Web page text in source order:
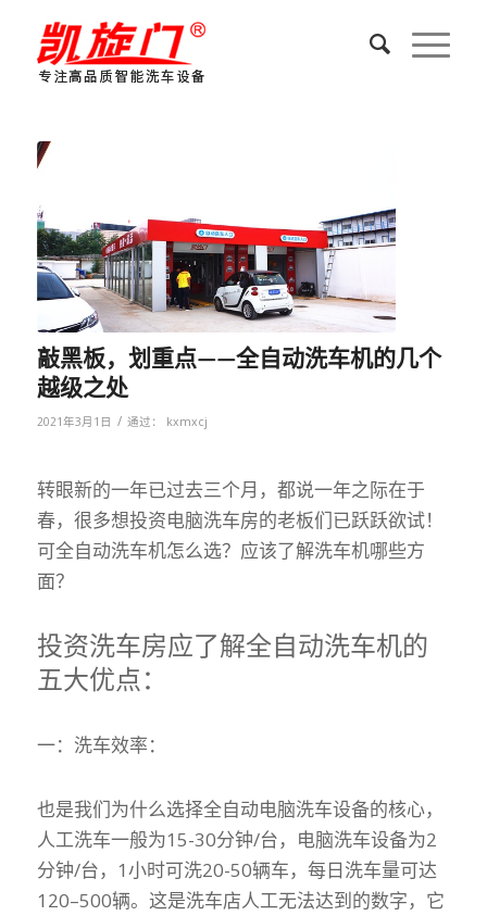
敲黑板，划重点——全自动洗车机的几个
越级之处
2021年3月1日 / 通过： kxmxcj
转眼新的一年已过去三个月，都说一年之际在于
春，很多想投资电脑洗车房的老板们已跃跃欲试！
可全自动洗车机怎么选？应该了解洗车机哪些方
面？
投资洗车房应了解全自动洗车机的
五大优点：
一：洗车效率：
也是我们为什么选择全自动电脑洗车设备的核心，
人工洗车一般为15-30分钟/台，电脑洗车设备为2
分钟/台，1小时可洗20-50辆车，每日洗车量可达
120–500辆。这是洗车店人工无法达到的数字，它